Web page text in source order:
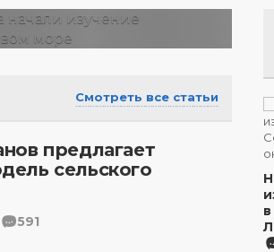
Смотреть все статьи
предлагает
сельского
591